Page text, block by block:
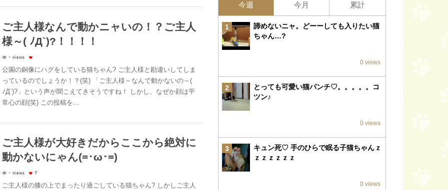
ご主人様なんで動かニャいの！？ご主人
様～( ﾉД`)?！！！！
- views
公園の銅像にハグをしている猫ちゃん? ご主人様と勘違いしてしま
っているのでしょうか！？(笑) 「ご主人様～なんで動かないの～(
ﾉД`)?」という声が聞こえてきそうですね！ しかし、なぜか顔は平
常心の顔(笑) この投稿を…
ご主人様が大好きだからここから絶対に
動かないにゃん(=･ω･=)
- views 7
ご主人様の膝の上でまったり過ごしている猫ちゃん? しかしご主人
今週 今月 累計
1
諦めないニャ。どーーしても入りたい猫
ちゃん…?
0 views
2
とっても可愛い猫パンチ♡。。。。。コ
ツン♪
0 views
3
キュン死♡ 手のひらで眠る子猫ちゃんｚ
ｚｚｚｚｚｚ
0 views